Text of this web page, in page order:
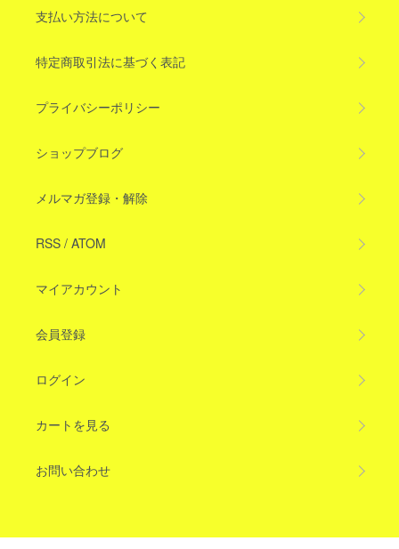
支払い方法について
特定商取引法に基づく表記
プライバシーポリシー
ショップブログ
メルマガ登録・解除
RSS / ATOM
マイアカウント
会員登録
ログイン
カートを見る
お問い合わせ